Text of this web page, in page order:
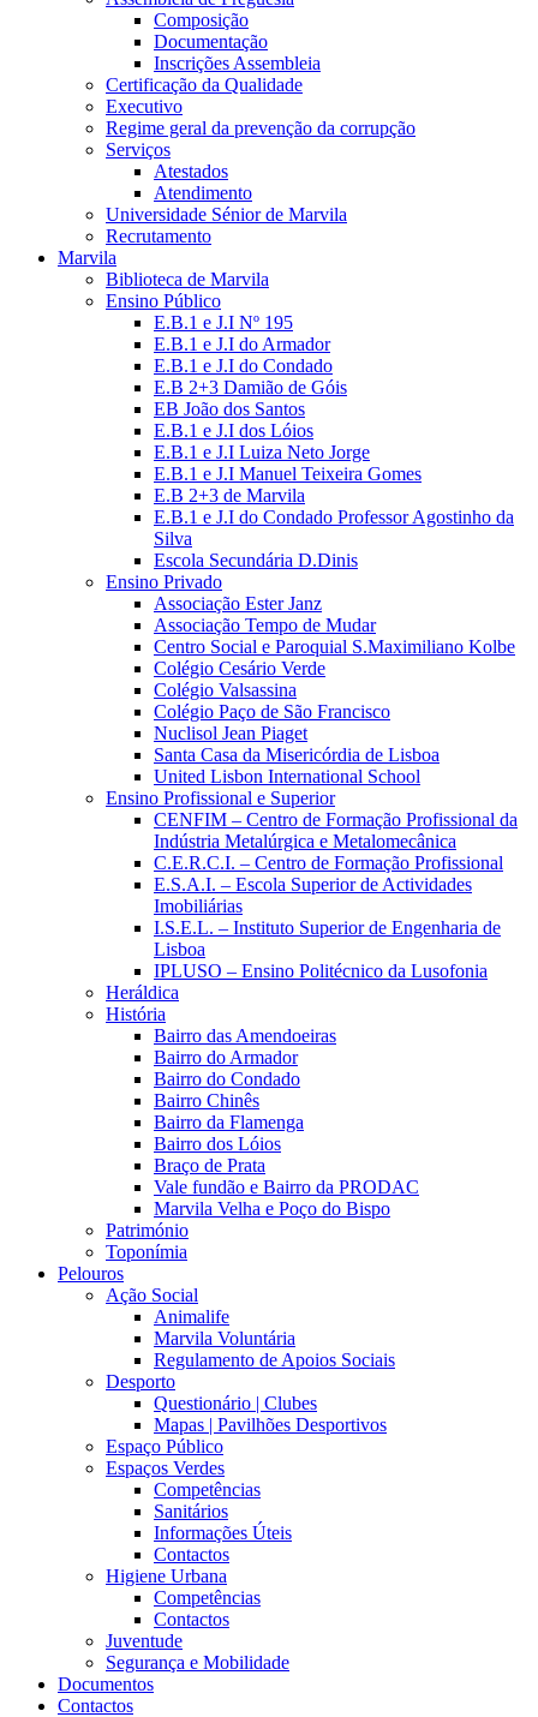
Composição
Documentação
Inscrições Assembleia
Certificação da Qualidade
Executivo
Regime geral da prevenção da corrupção
Serviços
Atestados
Atendimento
Universidade Sénior de Marvila
Recrutamento
Marvila
Biblioteca de Marvila
Ensino Público
E.B.1 e J.I Nº 195
E.B.1 e J.I do Armador
E.B.1 e J.I do Condado
E.B 2+3 Damião de Góis
EB João dos Santos
E.B.1 e J.I dos Lóios
E.B.1 e J.I Luiza Neto Jorge
E.B.1 e J.I Manuel Teixeira Gomes
E.B 2+3 de Marvila
E.B.1 e J.I do Condado Professor Agostinho da
Silva
Escola Secundária D.Dinis
Ensino Privado
Associação Ester Janz
Associação Tempo de Mudar
Centro Social e Paroquial S.Maximiliano Kolbe
Colégio Cesário Verde
Colégio Valsassina
Colégio Paço de São Francisco
Nuclisol Jean Piaget
Santa Casa da Misericórdia de Lisboa
United Lisbon International School
Ensino Profissional e Superior
CENFIM – Centro de Formação Profissional da
Indústria Metalúrgica e Metalomecânica
C.E.R.C.I. – Centro de Formação Profissional
E.S.A.I. – Escola Superior de Actividades
Imobiliárias
I.S.E.L. – Instituto Superior de Engenharia de
Lisboa
IPLUSO – Ensino Politécnico da Lusofonia
Heráldica
História
Bairro das Amendoeiras
Bairro do Armador
Bairro do Condado
Bairro Chinês
Bairro da Flamenga
Bairro dos Lóios
Braço de Prata
Vale fundão e Bairro da PRODAC
Marvila Velha e Poço do Bispo
Património
Toponímia
Pelouros
Ação Social
Animalife
Marvila Voluntária
Regulamento de Apoios Sociais
Desporto
Questionário | Clubes
Mapas | Pavilhões Desportivos
Espaço Público
Espaços Verdes
Competências
Sanitários
Informações Úteis
Contactos
Higiene Urbana
Competências
Contactos
Juventude
Segurança e Mobilidade
Documentos
Contactos